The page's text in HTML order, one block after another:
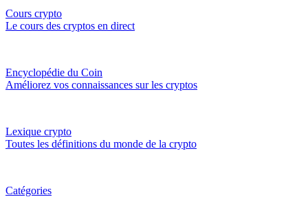
Cours crypto
Le cours des cryptos en direct
Encyclopédie du Coin
Améliorez vos connaissances sur les cryptos
Lexique crypto
Toutes les définitions du monde de la crypto
Catégories